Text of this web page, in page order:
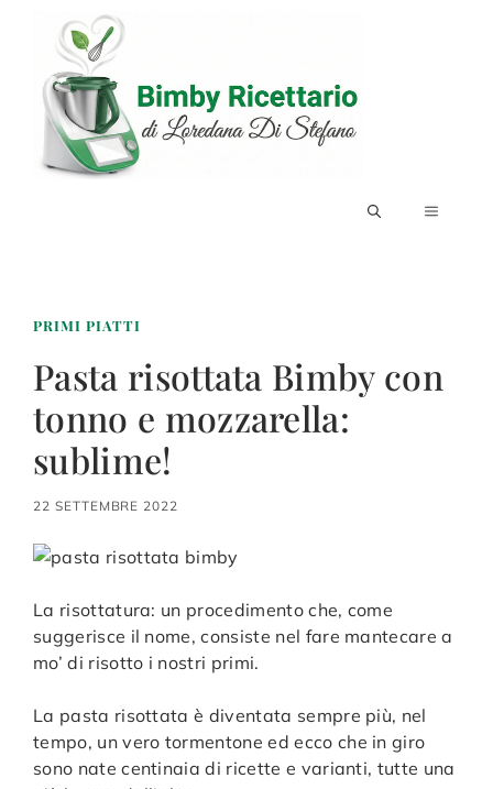
contenuto
MENU
PRIMI PIATTI
Pasta risottata Bimby con
tonno e mozzarella:
sublime!
22 SETTEMBRE 2022
La risottatura: un procedimento che, come
suggerisce il nome, consiste nel fare mantecare a
mo’ di risotto i nostri primi.
La pasta risottata è diventata sempre più, nel
tempo, un vero tormentone ed ecco che in giro
sono nate centinaia di ricette e varianti, tutte una